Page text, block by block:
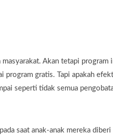
Akan tetapi program
program gratis. Tapi apakah
seperti tidak semua
saat anak-anak mereka diberi